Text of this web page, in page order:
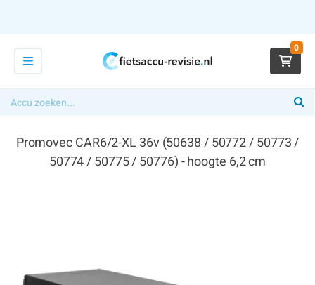
0
Promovec CAR6/2-XL 36v (50638 / 50772 / 50773 /
50774 / 50775 / 50776) - hoogte 6,2 cm